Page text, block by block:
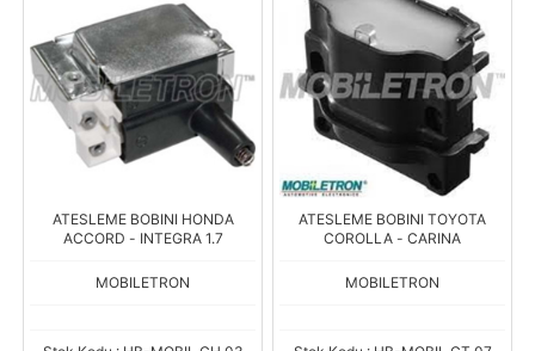
ATESLEME BOBINI HONDA
ACCORD - INTEGRA 1.7
MOBILETRON
ATESLEME BOBINI TOYOTA
COROLLA - CARINA
MOBILETRON